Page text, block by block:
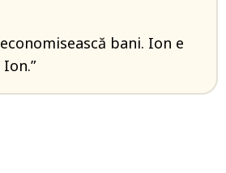
bani. Ion e